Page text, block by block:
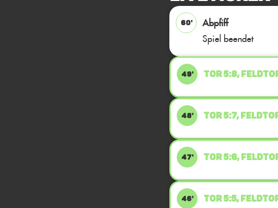
60'
Abpfiff
Spiel beendet
49' TOR 5:8,
48' TOR 5:7,
47' TOR 5:6,
46' TOR 5:5,